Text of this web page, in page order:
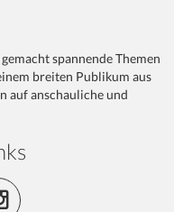
spannende Themen
breiten Publikum aus
auf anschauliche und